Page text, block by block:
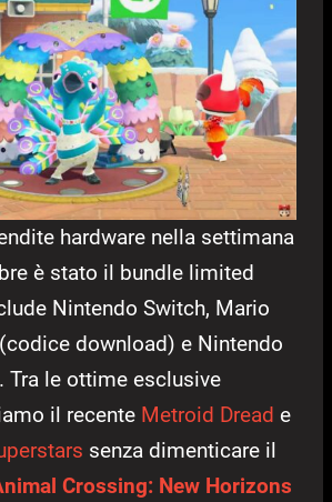
hardware nella settimana
è stato il bundle limited
Nintendo Switch, Mario
download) e Nintendo
Tra le ottime esclusive
il recente Metroid Dread e
senza dimenticare il
Crossing: New Horizons